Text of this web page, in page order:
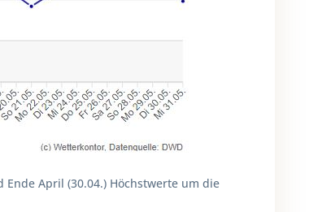
April (30.04.) Höchstwerte um die